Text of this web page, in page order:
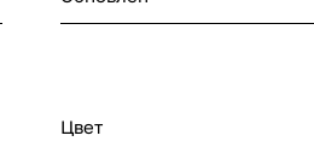
Цвет